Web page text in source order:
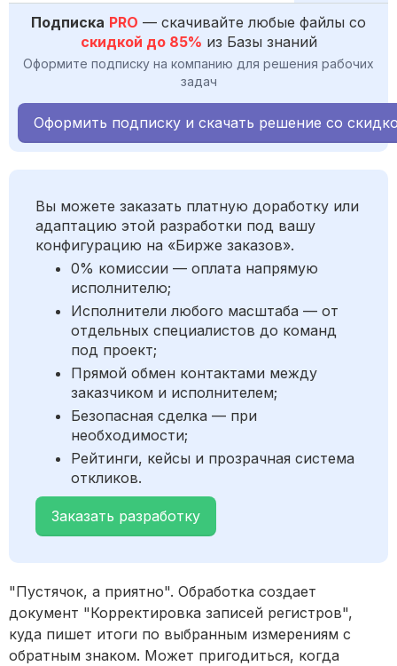
Подписка PRO — скачивайте любые файлы со
скидкой до 85% из Базы знаний
Оформите подписку на компанию для решения рабочих
задач
Оформить подписку и скачать решение со
Вы можете заказать платную доработку или
адаптацию этой разработки под вашу
конфигурацию на «Бирже заказов».
0% комиссии — оплата напрямую
исполнителю;
Исполнители любого масштаба — от
отдельных специалистов до команд
под проект;
Прямой обмен контактами между
заказчиком и исполнителем;
Безопасная сделка — при
необходимости;
Рейтинги, кейсы и прозрачная система
откликов.
Заказать разработку
"Пустячок, а приятно". Обработка создает
документ "Корректировка записей регистров",
куда пишет итоги по выбранным измерениям с
обратным знаком. Может пригодиться, когда